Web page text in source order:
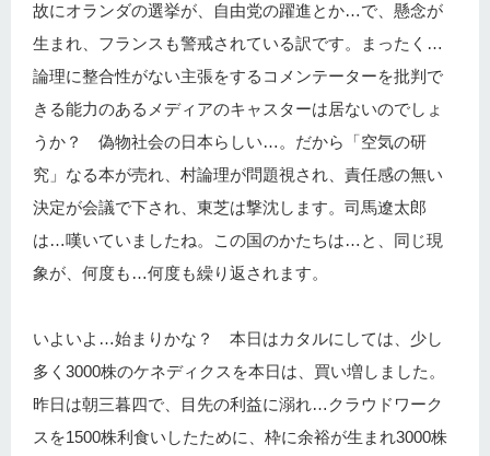
故にオランダの選挙が、自由党の躍進とか…で、懸念が
生まれ、フランスも警戒されている訳です。まったく…
論理に整合性がない主張をするコメンテーターを批判で
きる能力のあるメディアのキャスターは居ないのでしょ
うか？ 偽物社会の日本らしい…。だから「空気の研
究」なる本が売れ、村論理が問題視され、責任感の無い
決定が会議で下され、東芝は撃沈します。司馬遼太郎
は…嘆いていましたね。この国のかたちは…と、同じ現
象が、何度も…何度も繰り返されます。
いよいよ…始まりかな？ 本日はカタルにしては、少し
多く3000株のケネディクスを本日は、買い増しました。
昨日は朝三暮四で、目先の利益に溺れ…クラウドワーク
スを1500株利食いしたために、枠に余裕が生まれ3000株